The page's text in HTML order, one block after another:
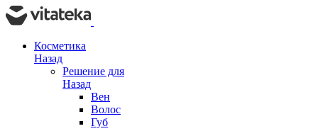
Косметика
Назад
Решение для
Назад
Вен
Волос
Губ